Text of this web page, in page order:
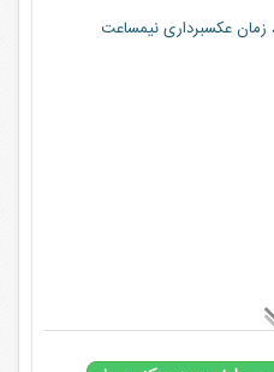
عکسبرداری نیمساعت